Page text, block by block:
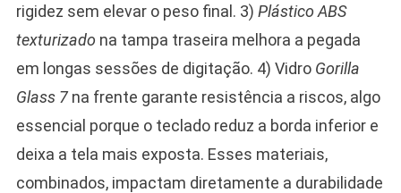
rigidez sem elevar o peso final. 3) Plástico ABS
texturizado na tampa traseira melhora a pegada
em longas sessões de digitação. 4) Vidro Gorilla
Glass 7na frente garante resistência a riscos, algo
essencial porque o teclado reduz a borda inferior e
deixa a tela mais exposta. Esses materiais,
combinados, impactam diretamente a durabilidade